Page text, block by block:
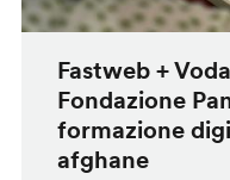
Fastweb +
Fondazione
formazione
afghane